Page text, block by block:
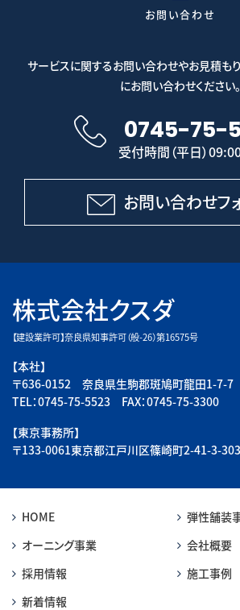
お問い合わせ
サービスに関するお問い合わせやお見積も
にお問い合わせください。
0745-75-
受付時間（平日）
お問い合わせフ
株式会社クスダ
【建設業許可】奈良県知事許可（般-26）第16575号
【本社】
〒636-0152 奈良県生駒郡斑鳩町龍田1-7-7
TEL：0745-75-5523 FAX：0745-75-3300
【東京事務所】
〒133-0061東京都江戸川区篠崎町2-41-3-303
HOME
弾性舗装
オーニング事業
会社概要
採用情報
施工事例
新着情報